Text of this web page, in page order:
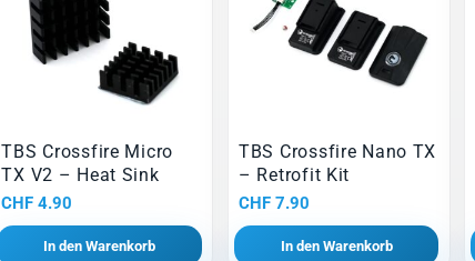
TBS Crossfire Micro
TX V2 – Heat Sink
CHF 4.90
In den Warenkorb
TBS Crossfire Nano TX
– Retrofit Kit
CHF 7.90
In den Warenkorb